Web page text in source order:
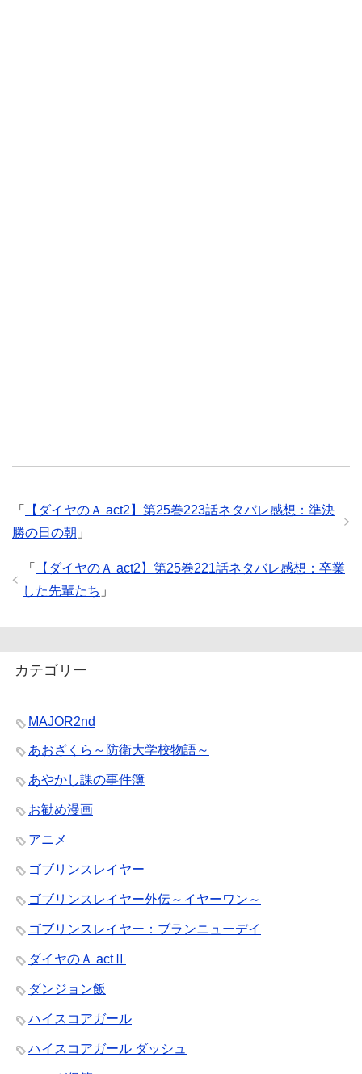
「
【ダイヤのＡ act2】第25巻223話ネタバレ感想：準決
勝の日の朝 」
「
【ダイヤのＡ act2】第25巻221話ネタバレ感想：卒業
した先輩たち 」
カテゴリー
MAJOR2nd
あおざくら～防衛大学校物語～
あやかし課の事件簿
お勧め漫画
アニメ
ゴブリンスレイヤー
ゴブリンスレイヤー外伝～イヤーワン～
ゴブリンスレイヤー：ブランニューデイ
ダイヤのＡ actⅡ
ダンジョン飯
ハイスコアガール
ハイスコアガール ダッシュ